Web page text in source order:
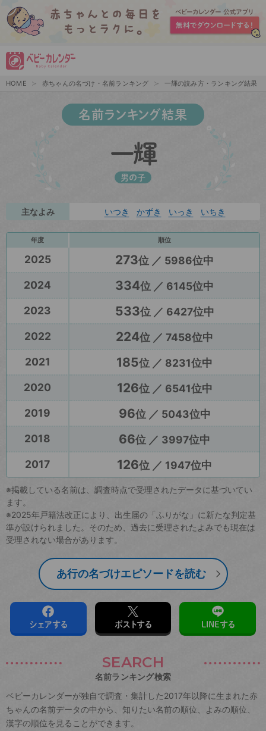
HOME 赤ちゃんの名づけ・名前ランキング 一輝の読み方・ランキング結果
名前ランキング結果
一輝
男の子
主なよみ いつき かずき いっき いちき
年度 順位
2025 273位 ／ 5986位中
2024
334位 ／ 6145位中
2023
533位 ／ 6427位中
2022
224位 ／ 7458位中
2021
185位 ／ 8231位中
2020
126位 ／ 6541位中
2019
96位 ／ 5043位中
2018
66位 ／ 3997位中
2017
126位 ／ 1947位中
※掲載している名前は、調査時点で受理されたデータに基づいてい
ます。
※2025年戸籍法改正により、出生届の「ふりがな」に新たな判定基
準が設けられました。そのため、過去に受理されたよみでも現在は
受理されない場合があります。
あ行の名づけエピソードを読む
シェアする ポストする LINEする
SEARCH
名前ランキング検索
ベビーカレンダーが独自で調査・集計した2017年以降に生まれた赤
ちゃんの名前データの中から、知りたい名前の順位、よみの順位、
漢字の順位を見ることができます。